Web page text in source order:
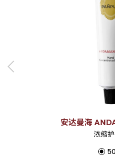
安达曼海
浓缩